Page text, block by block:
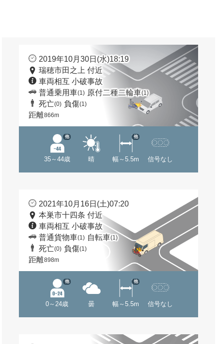
2019年10月30日(水)18:19
瑞穂市田之上 付近
車両相互 小破事故
普通乗用車(1) 原付二種二輪車(1)
死亡(0) 負傷(1)
距離866m
35～44歳
他
晴 幅～5.5m
他
信号なし
2021年10月16日(土)07:20
本巣市十四条 付近
車両相互 小破事故
普通貨物車(1) 自転車(1)
死亡(0) 負傷(1)
距離898m
0～24歳
他
曇 幅～5.5m
他
信号なし